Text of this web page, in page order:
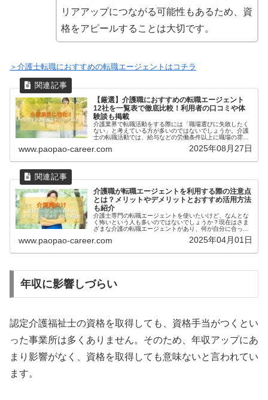
リアアップにつながる可能性もあるため、資
格をアピールすることは大切です。
＞介護士転職におすすめの転職エージェントはコチラ
【厳選】介護職におすすめの転職エージェント
12社を一覧表で徹底比較！利用者の口コミや体
験談も掲載
介護業界で転職活動をする際には「職場選びに失敗したく
ない」と考えている方が多いのではないでしょうか。介護
士の転職活動では、給与などの労働条件以上に職場の雰囲
気や資格取得制度の有無等が重要となります。ですが、実
際に働いてみないと分からず、職場...
www.paopao-career.com 2025年08月27日
介護職が転職エージェントを利用する際の注意点
とは？メリットやデメリットとおすすめ活用方法
も紹介
介護士専門の転職エージェントを使いたいけど、なんとな
く怖いという人も多いのではないでしょうか？現在はさま
ざまな介護の転職エージェントがあり、何が自分に合って
いるか迷いますよね。本記事では、介護職の方が転職エー
ジェントを利用する際の注意点やメ...
www.paopao-career.com 2025年04月01日
年収に影響しづらい
認定介護福祉士の資格を取得しても、資格手当がつくとい
った事業所は多くありません。そのため、年収アップにあ
まり影響がなく、資格を取得しても意味ないと言われてい
ます。